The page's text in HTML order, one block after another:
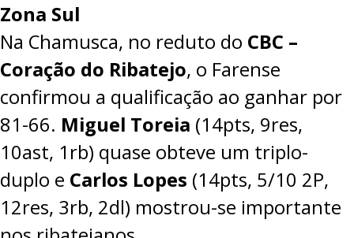
Zona Sul
Na Chamusca, no reduto do CBC –
Coração do Ribatejo, o Farense
confirmou a qualificação ao ganhar por
81-66. Miguel Toreia (14pts, 9res,
10ast, 1rb) quase obteve um triplo-
duplo e Carlos Lopes (14pts, 5/10 2P,
12res, 3rb, 2dl) mostrou-se importante